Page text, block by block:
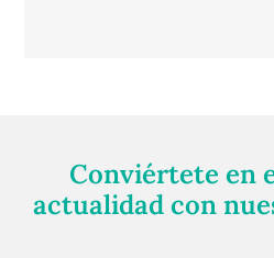
Conviértete en
actualidad con